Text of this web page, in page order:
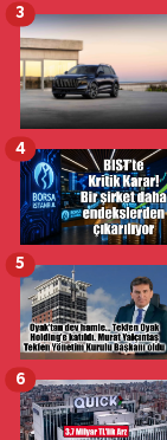
3
4
5
6